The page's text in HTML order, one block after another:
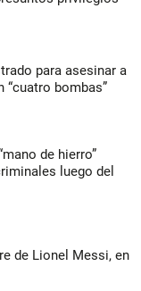
para asesinar a
“cuatro bombas”
de hierro”
luego del
de Lionel Messi, en